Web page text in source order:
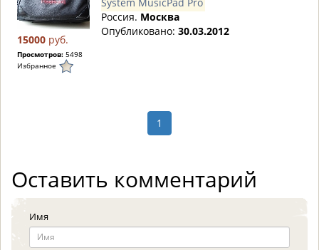
15000 руб.
Просмотров: 5498
Избранное
Россия. Москва
Опубликовано: 30.03.2012
1
Оставить комментарий
Имя